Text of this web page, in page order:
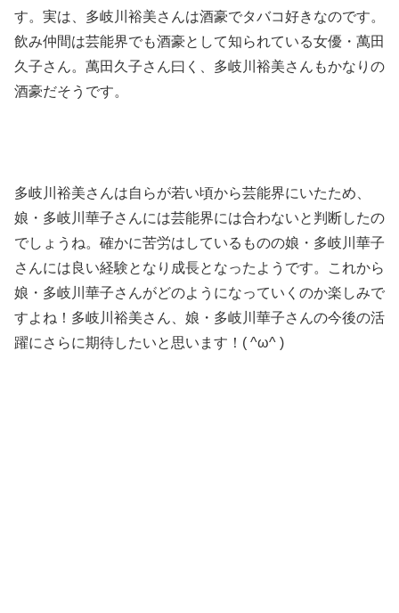
す。 実は、 多岐川裕美さんは酒豪でタバコ好きなのです。
飲み仲間は芸能界でも酒豪として知られている女優・萬田
久子さん。萬田久子さん曰く、 多岐川裕美さんもかなりの
酒豪だそうです。
多岐川裕美さんは自らが若い頃から芸能界にいたため、
娘・多岐川華子さんには芸能界には合わないと判断したの
でしょうね。確かに苦労はしているものの娘・多岐川華子
さんには良い経験となり成長となったようです。これから
娘・多岐川華子さんがどのようになっていくのか楽しみで
すよね！多岐川裕美さん、娘・多岐川華子さんの今後の活
躍にさらに期待したいと思います！( ^ω^ )